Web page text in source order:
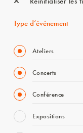
Type d’événement
Ateliers
Concerts
Conférence
Expositions